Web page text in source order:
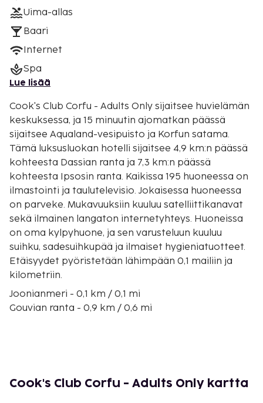
Uima-allas
Baari
Internet
Spa
Lue lisää
Cook's Club Corfu - Adults Only sijaitsee huvielämän
keskuksessa, ja 15 minuutin ajomatkan päässä
sijaitsee Aqualand-vesipuisto ja Korfun satama.
Tämä luksusluokan hotelli sijaitsee 4,9 km:n päässä
kohteesta Dassian ranta ja 7,3 km:n päässä
kohteesta Ipsosin ranta. Kaikissa 195 huoneessa on
ilmastointi ja taulutelevisio. Jokaisessa huoneessa
on parveke. Mukavuuksiin kuuluu satelliittikanavat
sekä ilmainen langaton internetyhteys. Huoneissa
on oma kylpyhuone, ja sen varusteluun kuuluu
suihku, sadesuihkupää ja ilmaiset hygieniatuotteet.
Etäisyydet pyöristetään lähimpään 0,1 mailiin ja
kilometriin.
Joonianmeri - 0,1 km / 0,1 mi
Gouvian ranta - 0,9 km / 0,6 mi
Kontokali-ranta - 3,6 km / 2,2 mi
Cook's Club Corfu - Adults Only kartta